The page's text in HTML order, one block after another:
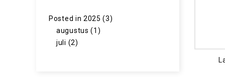
Posted in 2025 (3)
augustus (1)
juli (2)